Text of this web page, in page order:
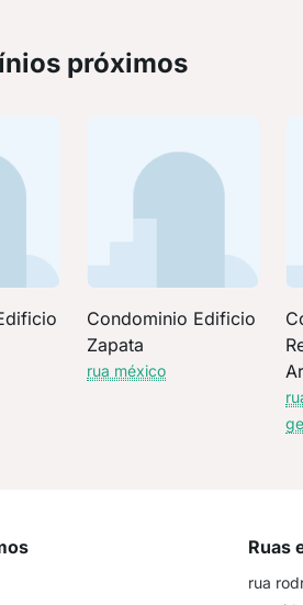
próximos
Condominio Edificio
Zapata
rua méxico
Ruas
rua